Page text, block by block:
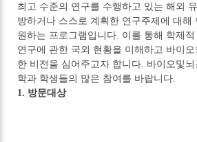
최고 수준의 연구를 수행하고 있는 해외
방하거나 스스로 계획한 연구주제에 대해
원하는 프로그램입니다. 이를 통해 학제
연구에 관한 국외 현황을 이해하고 바이
한 비전을 심어주고자 합니다. 바이오및
학과 학생들의 많은 참여를 바랍니다.
1. 방문대상